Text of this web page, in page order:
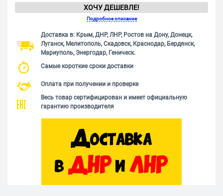
ХОЧУ ДЕШЕВЛЕ!
Подробное описание
Доставка в: Крым, ДНР, ЛНР, Ростов на Дону, Донецк,
Луганск, Мелитополь, Скадовск, Краснодар, Бердянск,
Мариуполь, Энергодар, Геническ.
Самые короткие сроки доставки
Оплата при получении и проверке
Весь товар сертифицирован и имеет официальную
гарантию производителя